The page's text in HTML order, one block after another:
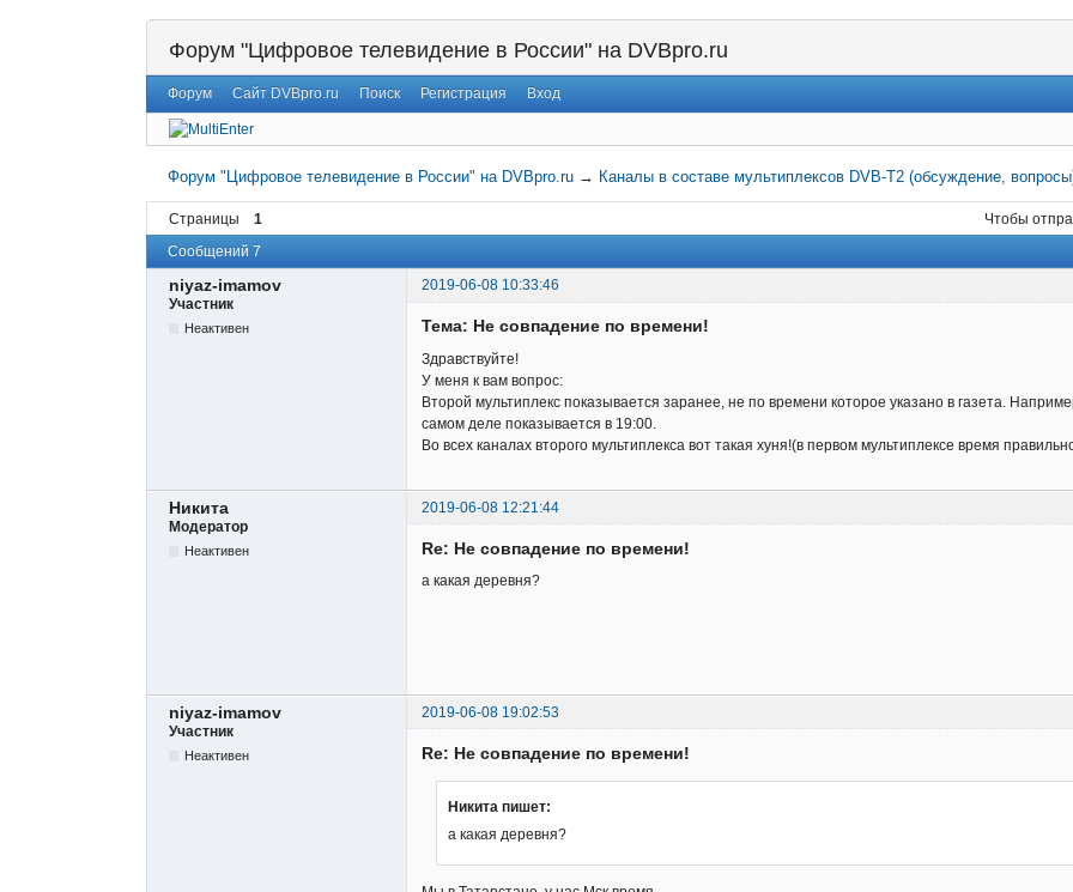
Форум "Цифровое телевидение в России" на DVBpro.ru
Форум Сайт DVBpro.ru Поиск Регистрация Вход
Форум "Цифровое телевидение в России" на DVBpro.ru → Каналы в составе мультиплексов DVB-T2 (обсуждение,
Страницы 1
Чтобы
Сообщений 7
niyaz-imamov
2019-06-08 10:33:46
Участник
Неактивен Тема: Не совпадение по времени!
Здравствуйте!
У меня к вам вопрос:
Второй мультиплекс показывается заранее, не по времени которое указано в газета.
самом деле показывается в 19:00.
Во всех каналах второго мультиплекса вот такая хуня!(в первом мультиплексе время
Никита
2019-06-08 12:21:44
Модератор
Неактивен Re: Не совпадение по времени!
а какая деревня?
niyaz-imamov
2019-06-08 19:02:53
Участник
Неактивен Re: Не совпадение по времени!
Никита пишет:
а какая деревня?